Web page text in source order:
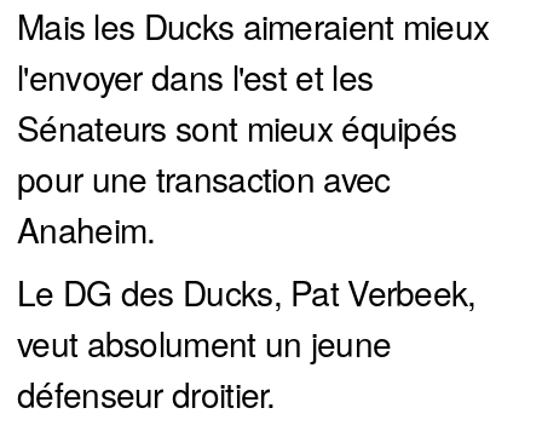
Mais les Ducks aimeraient mieux
l'envoyer dans l'est et les
Sénateurs sont mieux équipés
pour une transaction avec
Anaheim.
Le DG des Ducks, Pat Verbeek,
veut absolument un jeune
défenseur droitier.